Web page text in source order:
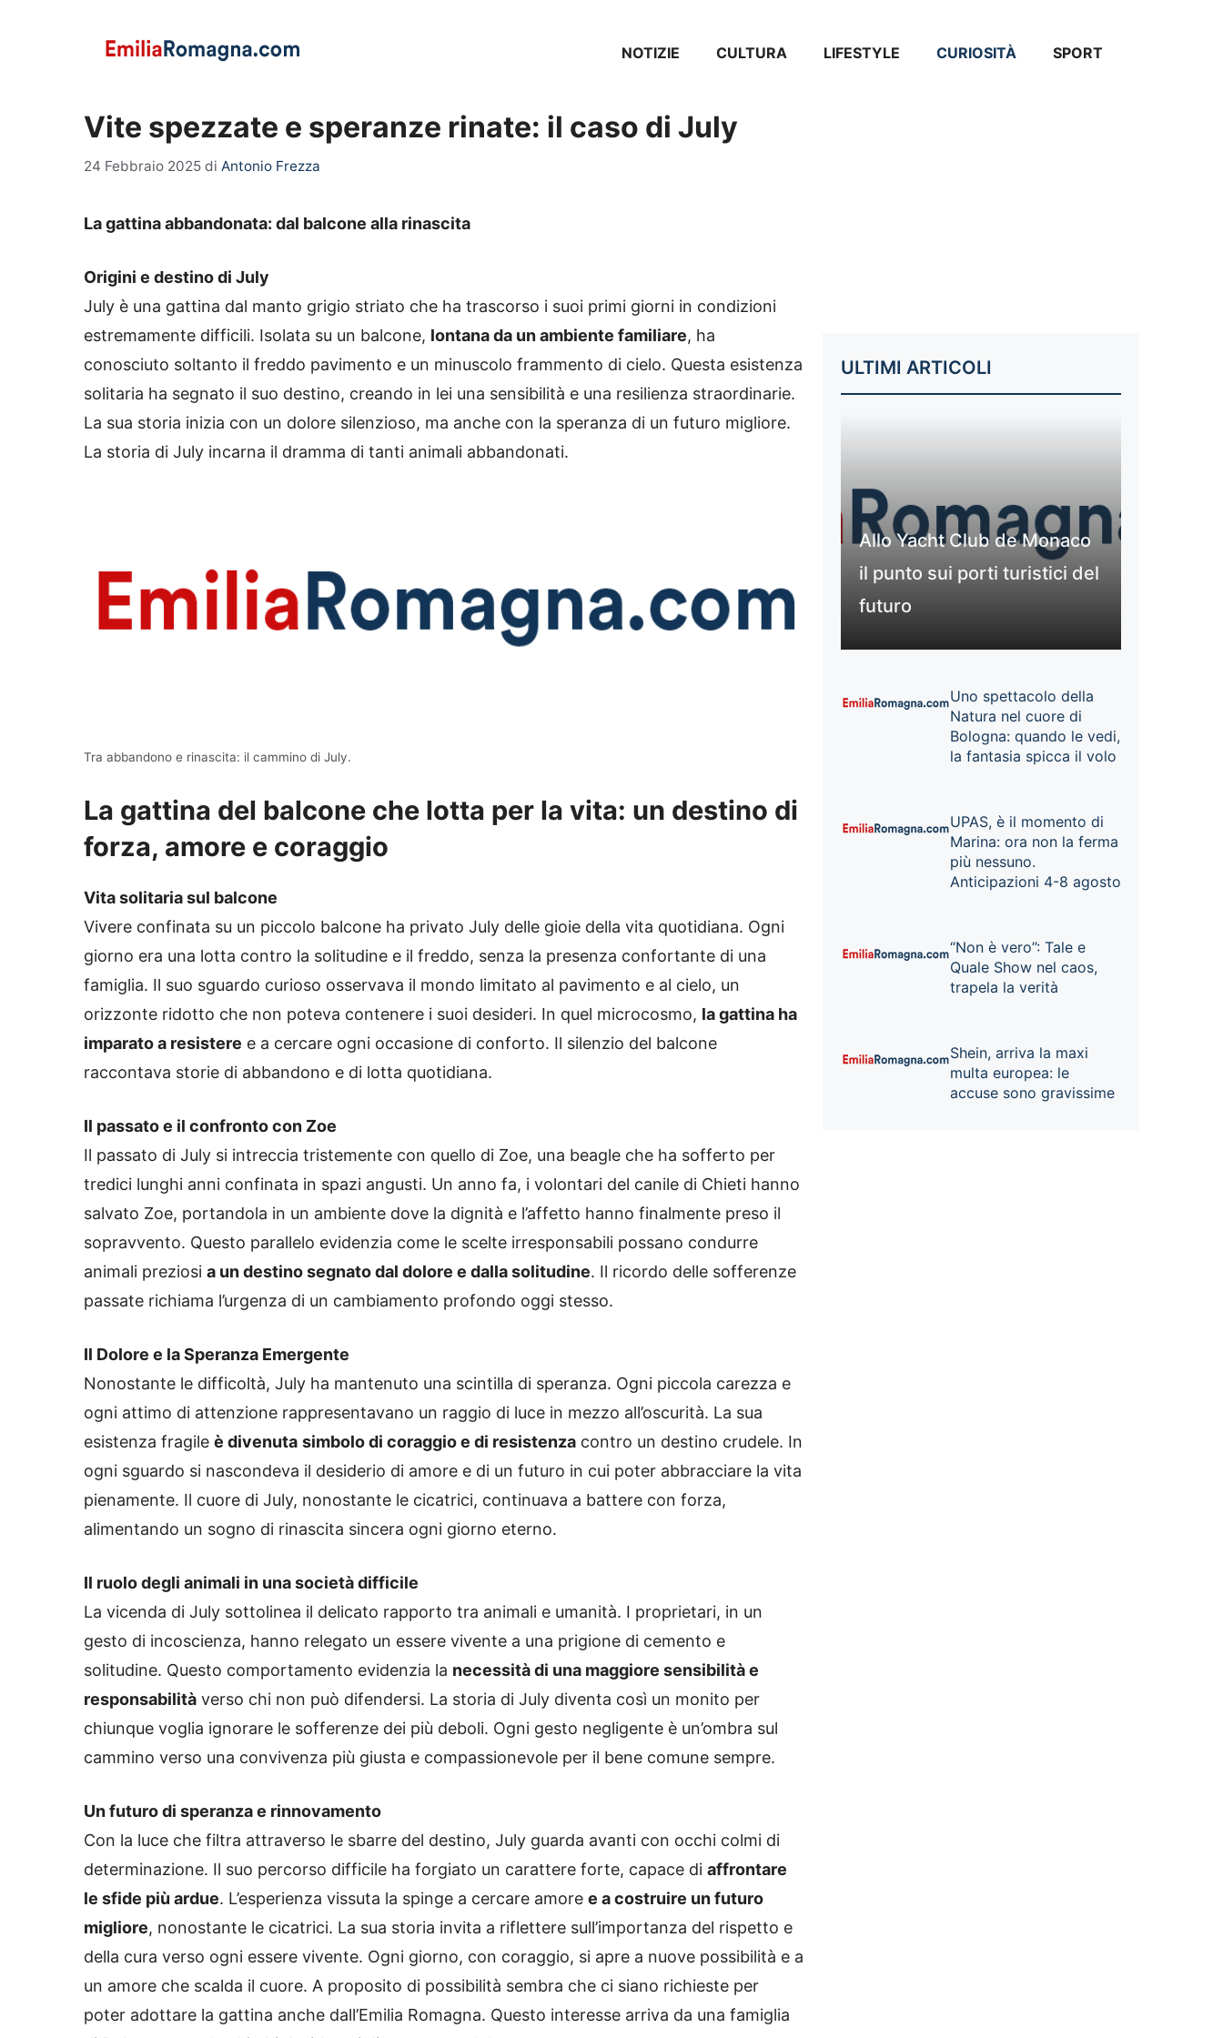
NOTIZIE CULTURA LIFESTYLE CURIOSITÀ SPORT
Vite spezzate e speranze rinate: il caso di July
24 Febbraio 2025 di Antonio Frezza
La gattina abbandonata: dal balcone alla rinascita
Origini e destino di July
July è una gattina dal manto grigio striato che ha trascorso i suoi primi giorni in condizioni
estremamente difficili. Isolata su un balcone, lontana da un ambiente familiare, ha
conosciuto soltanto il freddo pavimento e un minuscolo frammento di cielo. Questa esistenza
solitaria ha segnato il suo destino, creando in lei una sensibilità e una resilienza straordinarie.
La sua storia inizia con un dolore silenzioso, ma anche con la speranza di un futuro migliore.
La storia di July incarna il dramma di tanti animali abbandonati.
Tra abbandono e rinascita: il cammino di July.
La gattina del balcone che lotta per la vita: un destino di
forza, amore e coraggio
Vita solitaria sul balcone
Vivere confinata su un piccolo balcone ha privato July delle gioie della vita quotidiana. Ogni
giorno era una lotta contro la solitudine e il freddo, senza la presenza confortante di una
famiglia. Il suo sguardo curioso osservava il mondo limitato al pavimento e al cielo, un
orizzonte ridotto che non poteva contenere i suoi desideri. In quel microcosmo, la gattina ha
imparato a resistere e a cercare ogni occasione di conforto. Il silenzio del balcone
raccontava storie di abbandono e di lotta quotidiana.
Il passato e il confronto con Zoe
Il passato di July si intreccia tristemente con quello di Zoe, una beagle che ha sofferto per
tredici lunghi anni confinata in spazi angusti. Un anno fa, i volontari del canile di Chieti hanno
salvato Zoe, portandola in un ambiente dove la dignità e l’affetto hanno finalmente preso il
sopravvento. Questo parallelo evidenzia come le scelte irresponsabili possano condurre
animali preziosi a un destino segnato dal dolore e dalla solitudine. Il ricordo delle sofferenze
passate richiama l’urgenza di un cambiamento profondo oggi stesso.
Il Dolore e la Speranza Emergente
Nonostante le difficoltà, July ha mantenuto una scintilla di speranza. Ogni piccola carezza e
ogni attimo di attenzione rappresentavano un raggio di luce in mezzo all’oscurità. La sua
esistenza fragile è divenuta simbolo di coraggio e di resistenza contro un destino crudele. In
ogni sguardo si nascondeva il desiderio di amore e di un futuro in cui poter abbracciare la vita
pienamente. Il cuore di July, nonostante le cicatrici, continuava a battere con forza,
alimentando un sogno di rinascita sincera ogni giorno eterno.
Il ruolo degli animali in una società difficile
La vicenda di July sottolinea il delicato rapporto tra animali e umanità. I proprietari, in un
gesto di incoscienza, hanno relegato un essere vivente a una prigione di cemento e
solitudine. Questo comportamento evidenzia la necessità di una maggiore sensibilità e
responsabilità verso chi non può difendersi. La storia di July diventa così un monito per
chiunque voglia ignorare le sofferenze dei più deboli. Ogni gesto negligente è un’ombra sul
cammino verso una convivenza più giusta e compassionevole per il bene comune sempre.
Un futuro di speranza e rinnovamento
Con la luce che filtra attraverso le sbarre del destino, July guarda avanti con occhi colmi di
determinazione. Il suo percorso difficile ha forgiato un carattere forte, capace di affrontare
le sfide più ardue. L’esperienza vissuta la spinge a cercare amore e a costruire un futuro
migliore, nonostante le cicatrici. La sua storia invita a riflettere sull’importanza del rispetto e
della cura verso ogni essere vivente. Ogni giorno, con coraggio, si apre a nuove possibilità e a
un amore che scalda il cuore. A proposito di possibilità sembra che ci siano richieste per
poter adottare la gattina anche dall’Emilia Romagna. Questo interesse arriva da una famiglia
ULTIMI ARTICOLI
Allo Yacht Club de Monaco
il punto sui porti turistici del
futuro
Uno spettacolo della
Natura nel cuore di
Bologna: quando le vedi,
la fantasia spicca il volo
UPAS, è il momento di
Marina: ora non la ferma
più nessuno.
Anticipazioni 4-8 agosto
“Non è vero”: Tale e
Quale Show nel caos,
trapela la verità
Shein, arriva la maxi
multa europea: le
accuse sono gravissime